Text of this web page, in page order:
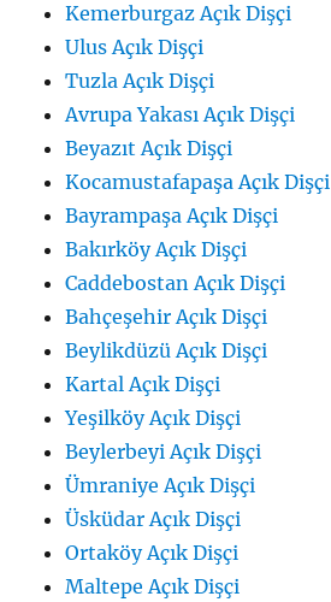
Kemerburgaz Açık Dişçi
Ulus Açık Dişçi
Tuzla Açık Dişçi
Avrupa Yakası Açık Dişçi
Beyazıt Açık Dişçi
Kocamustafapaşa Açık Dişçi
Bayrampaşa Açık Dişçi
Bakırköy Açık Dişçi
Caddebostan Açık Dişçi
Bahçeşehir Açık Dişçi
Beylikdüzü Açık Dişçi
Kartal Açık Dişçi
Yeşilköy Açık Dişçi
Beylerbeyi Açık Dişçi
Ümraniye Açık Dişçi
Üsküdar Açık Dişçi
Ortaköy Açık Dişçi
Maltepe Açık Dişçi